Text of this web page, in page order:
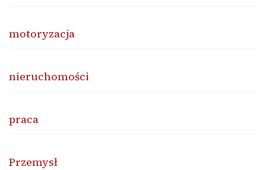
motoryzacja
nieruchomości
praca
Przemysł